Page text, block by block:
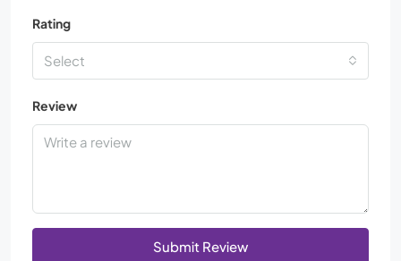
Rating
Select
Review
Submit Review